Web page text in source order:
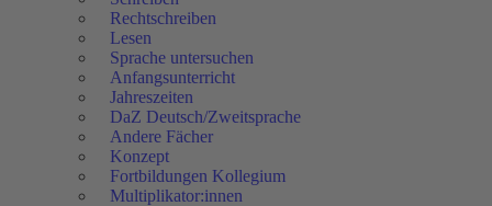
Rechtschreiben
Lesen
Sprache untersuchen
Anfangsunterricht
Jahreszeiten
DaZ Deutsch/Zweitsprache
Andere Fächer
Konzept
Fortbildungen Kollegium
Multiplikator:innen